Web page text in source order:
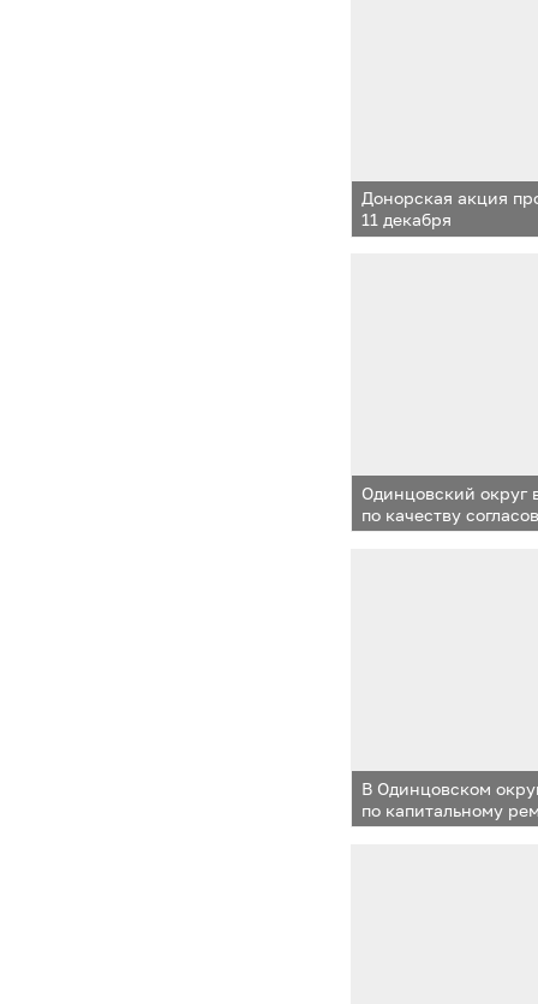
Донорская акция
11 декабря
Одинцовский округ
по качеству
актов с бизнесом
В Одинцовском
по капитальному